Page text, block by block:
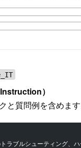
）
と質問例を含めます
ラブルシューティング、